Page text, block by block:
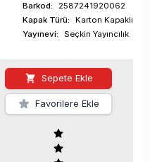
Barkod:
2587241920062
Kapak Türü:
Karton Kapaklı
Yayınevi:
Seçkin Yayıncılık
Sepete Ekle
Favorilere Ekle